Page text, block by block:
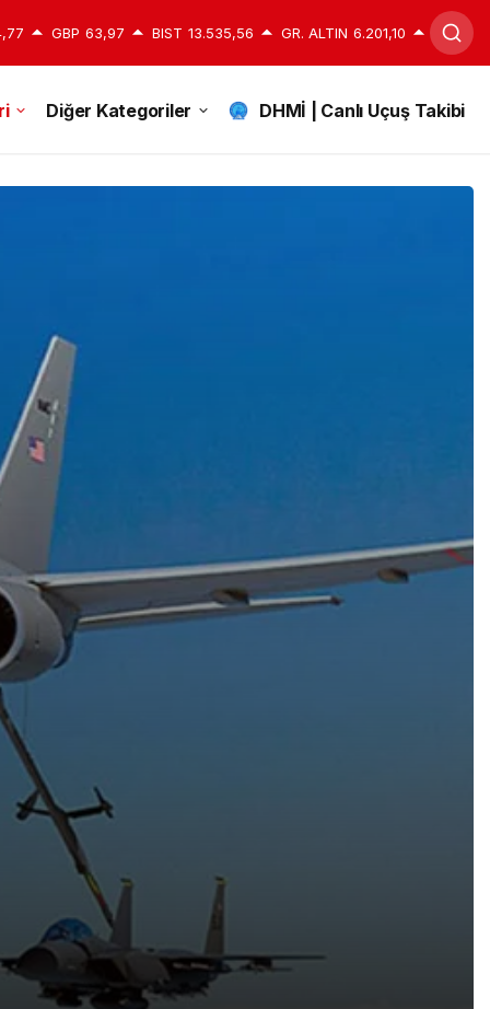
GBP 63,97 BIST 13.535,56 GR. ALTIN 6.201,10
Diğer Kategoriler DHMİ | Canlı Uçuş Takibi